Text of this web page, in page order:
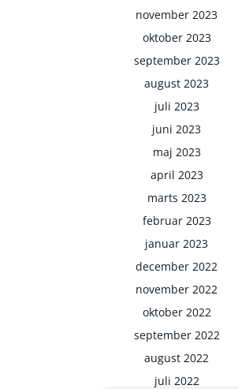
november 2023
oktober 2023
september 2023
august 2023
juli 2023
juni 2023
maj 2023
april 2023
marts 2023
februar 2023
januar 2023
december 2022
november 2022
oktober 2022
september 2022
august 2022
juli 2022